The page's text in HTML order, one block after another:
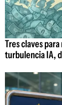
Tres claves
turbulencia IA,